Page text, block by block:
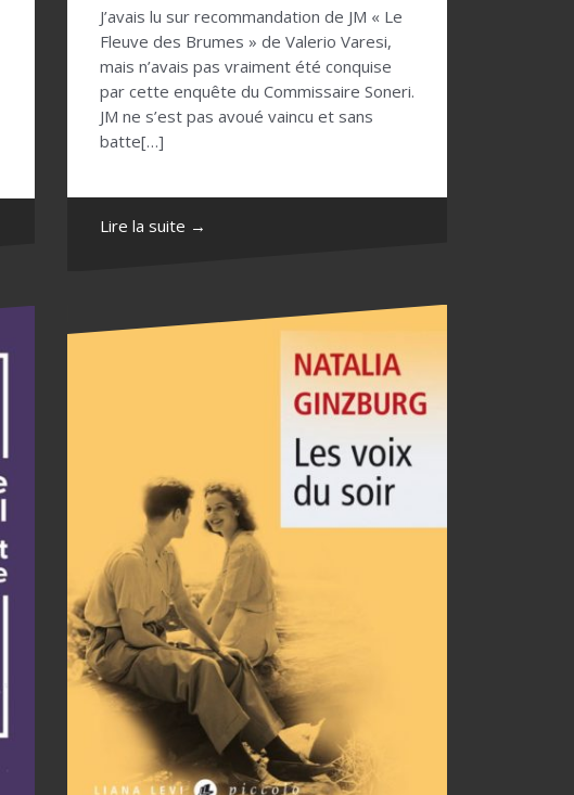
J’avais lu sur recommandation de JM « Le
Fleuve des Brumes » de Valerio Varesi,
mais n’avais pas vraiment été conquise
par cette enquête du Commissaire Soneri.
JM ne s’est pas avoué vaincu et sans
batte[…]
Lire la suite →